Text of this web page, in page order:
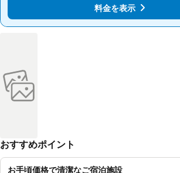
料金を表示
料金を表示
おすすめポイント
お手頃価格で清潔なご宿泊施設